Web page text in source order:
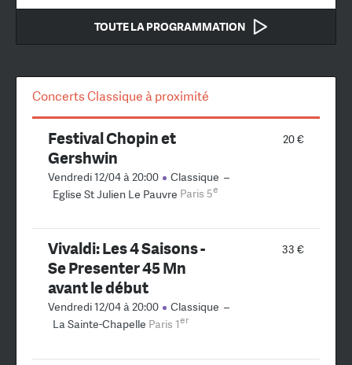
TOUTE LA PROGRAMMATION
Concerts Classique à proximité
20 €
Festival Chopin et
Gershwin
Vendredi 12/04 à 20:00 Classique –
Eglise St Julien Le Pauvre Paris 5e
33 €
Vivaldi: Les 4 Saisons -
Se Presenter 45 Mn
avant le début
Vendredi 12/04 à 20:00 Classique –
La Sainte-Chapelle Paris 1er